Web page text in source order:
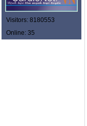
Visitors: 8180553
Online: 35